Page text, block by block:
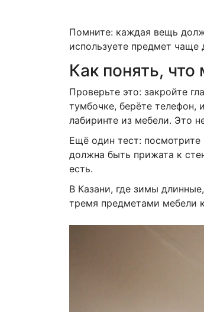
Помните: каждая вещь
используете предмет чаще
Как понять,
Проверьте это: закройте
тумбочке, берёте
лабиринте из мебели. Это
Ещё один тест:
должна быть прижата к
есть.
В Казани, где зимы
тремя предметами мебели